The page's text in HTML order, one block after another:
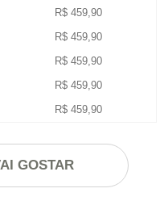
R$ 459,90
R$ 459,90
R$ 459,90
R$ 459,90
R$ 459,90
GOSTAR